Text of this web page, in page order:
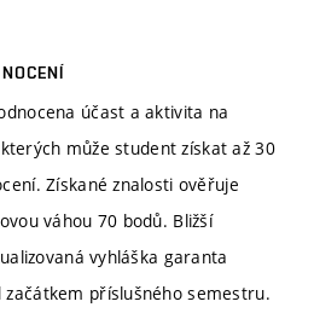
účast a aktivita na
může student získat až 30
Získané znalosti ověřuje
váhou 70 bodů. Bližší
vyhláška garanta
příslušného semestru.